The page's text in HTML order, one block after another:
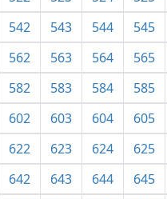
542
543 544 545
562
563 564 565
582
583 584 585
602
603 604 605
622
623 624 625
642
643 644 645